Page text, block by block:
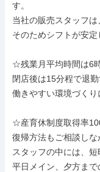
す。
当社の販売スタッフは
そのためシフトが安
☆残業月平均時間は6
閉店後は15分程で退
働きやすい環境づくり
☆産育休制度取得率
復帰方法もご相談しな
スタッフの中には、
平日メイン、夕方ま